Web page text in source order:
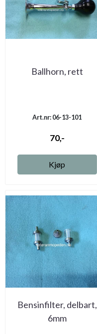
Ballhorn, rett
Art.nr: 06-13-101
70,-
Kjøp
Bensinfilter, delbart,
6mm